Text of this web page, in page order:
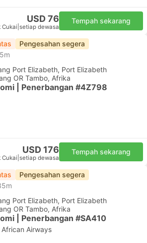
USD 76
Cukai setiap dewasa
Tempah sekarang
Pengesahan segera
Port Elizabeth, Port Elizabeth
OR Tambo, Afrika
| Penerbangan #4Z798
USD 176
Cukai setiap dewasa
Tempah sekarang
Pengesahan segera
Port Elizabeth, Port Elizabeth
OR Tambo, Afrika
| Penerbangan #SA410
African Airways